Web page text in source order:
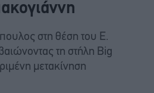
στη θέση του Ε.
τη στήλη Big
μετακίνηση